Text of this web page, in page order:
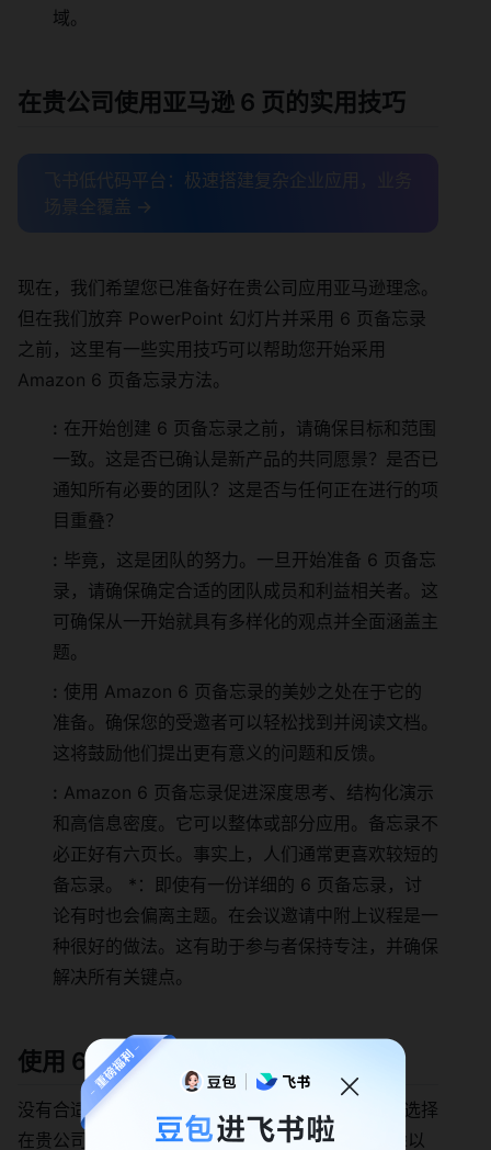
域。
在贵公司使用亚马逊 6 页的实用技巧
飞书低代码平台：极速搭建复杂企业应用，业务
场景全覆盖 →
现在，我们希望您已准备好在贵公司应用亚马逊理念。
但在我们放弃 PowerPoint 幻灯片并采用 6 页备忘录
之前，这里有一些实用技巧可以帮助您开始采用
Amazon 6 页备忘录方法。
: 在开始创建 6 页备忘录之前，请确保目标和范围
一致。这是否已确认是新产品的共同愿景？是否已
通知所有必要的团队？这是否与任何正在进行的项
目重叠？
: 毕竟，这是团队的努力。一旦开始准备 6 页备忘
录，请确保确定合适的团队成员和利益相关者。这
可确保从一开始就具有多样化的观点并全面涵盖主
题。
: 使用 Amazon 6 页备忘录的美妙之处在于它的
准备。确保您的受邀者可以轻松找到并阅读文档。
这将鼓励他们提出更有意义的问题和反馈。
: Amazon 6 页备忘录促进深度思考、结构化演示
和高信息密度。它可以整体或部分应用。备忘录不
必正好有六页长。事实上，人们通常更喜欢较短的
备忘录。 *：即使有一份详细的 6 页备忘录，讨
论有时也会偏离主题。在会议邀请中附上议程是一
种很好的做法。这有助于参与者保持专注，并确保
解决所有关键点。
使用 6 页友好工具
没有合适工具的熟练团队就像没有火力的军队。在选择
在贵公司实施亚马逊 6 页备忘录的工具时，请考虑以